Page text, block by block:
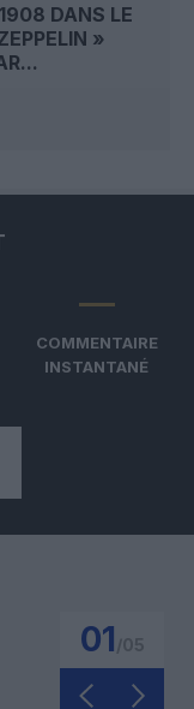
DANS LE
»
COMMENTAIRE
INSTANTANÉ
01